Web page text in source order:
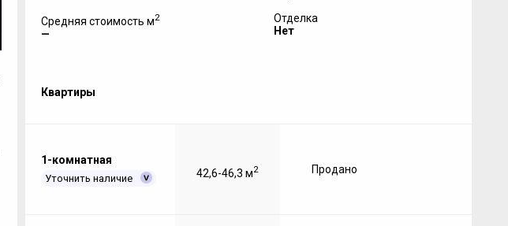
Средняя стоимость м2
—
Отделка
Нет
Квартиры
1-комнатная
Уточнить наличие 42,6-46,3 м2 Продано